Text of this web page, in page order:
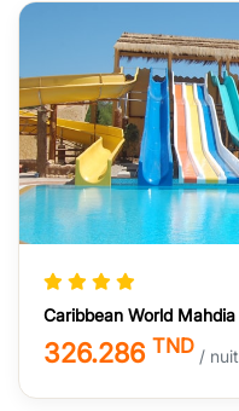
Caribbean World Mahdia
326.286 TND / nuit